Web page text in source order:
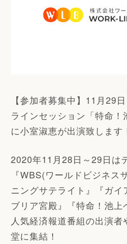
【参加者募集中】11月29
ラインセッション「特命！
に小室淑恵が出演致します
2020年11月28日～29日は
『WBS(ワールドビジネス
ニングサテライト』『ガイ
ブリア宮殿』『特命！池
人気経済報道番組の出演
堂に集結！